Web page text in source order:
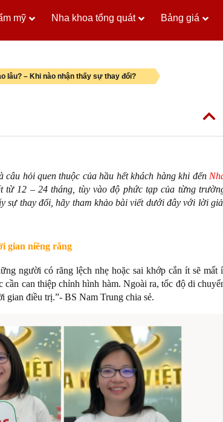
mỹ Nha khoa tổng quát Bảng giá
lâu? – Khi nào nhận thấy sự thay đổi?
hỏi quen thuộc của hầu hết khách hàng khi đến
từ 12 – 24 tháng, tùy vào độ phức tạp của từng
sự thay đổi, hãy tham khảo bài viết dưới đây với lời
gian niềng răng
người có răng lệch nhẹ hoặc sai khớp cắn ít sẽ mất
can thiệp chỉnh hình hàm. Ngoài ra, tốc độ di
gian điều trị.”- BS Nam Trung chia sẻ.